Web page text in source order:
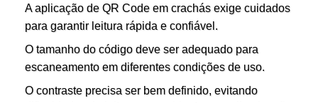
A aplicação de QR Code em crachás exige cuidados
para garantir leitura rápida e confiável.
O tamanho do código deve ser adequado para
escaneamento em diferentes condições de uso.
O contraste precisa ser bem definido, evitando